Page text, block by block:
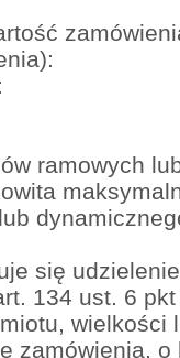
ramowych
się
134 ust. 6
wielkości
zamówienia,